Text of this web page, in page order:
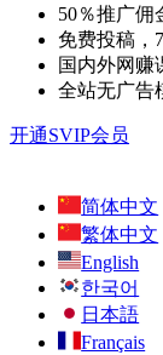
50％推广佣
免费投稿，
国内外网赚
全站无广告
开通SVIP会员
简体中文
繁体中文
English
한국어
日本語
Français